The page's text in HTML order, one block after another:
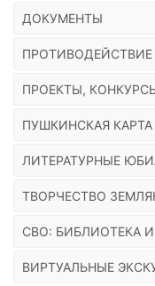
ДОКУМЕНТЫ
ПРОЕКТЫ,
ПУШКИНСКАЯ КАРТА
ЛИТЕРАТУРНЫЕ
ТВОРЧЕСТВО
СВО: БИБЛИОТЕКА
ВИРТУАЛЬНЫЕ